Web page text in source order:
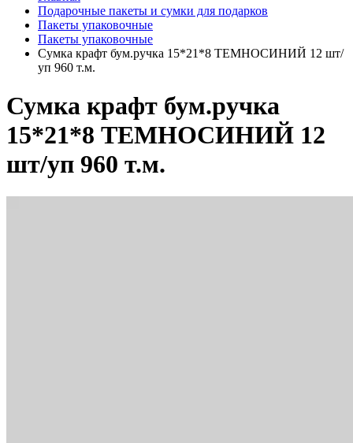
Подарочные пакеты и сумки для подарков
Пакеты упаковочные
Пакеты упаковочные
Сумка крафт бум.ручка 15*21*8 ТЕМНОСИНИЙ 12 шт/
уп 960 т.м.
Сумка крафт бум.ручка
15*21*8 ТЕМНОСИНИЙ 12
шт/уп 960 т.м.